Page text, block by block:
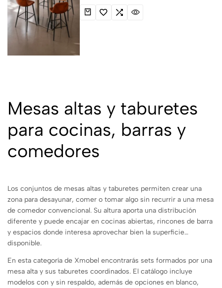
Mesas altas y taburetes
para cocinas, barras y
comedores
Los conjuntos de mesas altas y taburetes permiten crear una
zona para desayunar, comer o tomar algo sin recurrir a una mesa
de comedor convencional. Su altura aporta una distribución
diferente y puede encajar en cocinas abiertas, rincones de barra
y espacios donde interesa aprovechar bien la superficie
disponible.
En esta categoría de Xmobel encontrarás sets formados por una
mesa alta y sus taburetes coordinados. El catálogo incluye
modelos con y sin respaldo, además de opciones en blanco,